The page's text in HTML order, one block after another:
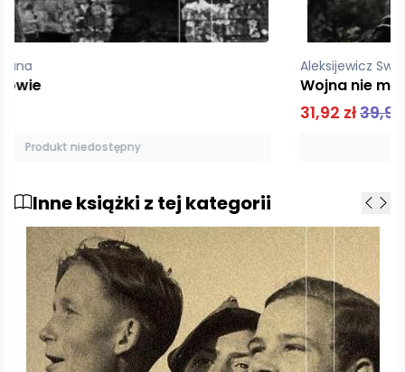
Aleksijewicz Swietłana
Wojna nie ma w sobie nic z kobiety
Inne książki z tej kategorii